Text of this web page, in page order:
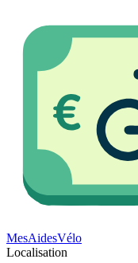
MesAidesVélo
Localisation